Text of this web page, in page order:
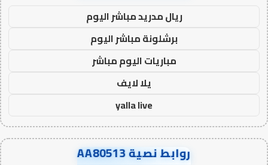
ريال مدريد مباشر اليوم
برشلونة مباشر اليوم
مباريات اليوم مباشر
يلا لايف
yalla live
روابط نصية AA80513